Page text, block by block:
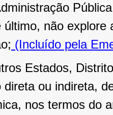
último, não
(Incluído pela
Estados,
direta ou indireta,
nos termos do